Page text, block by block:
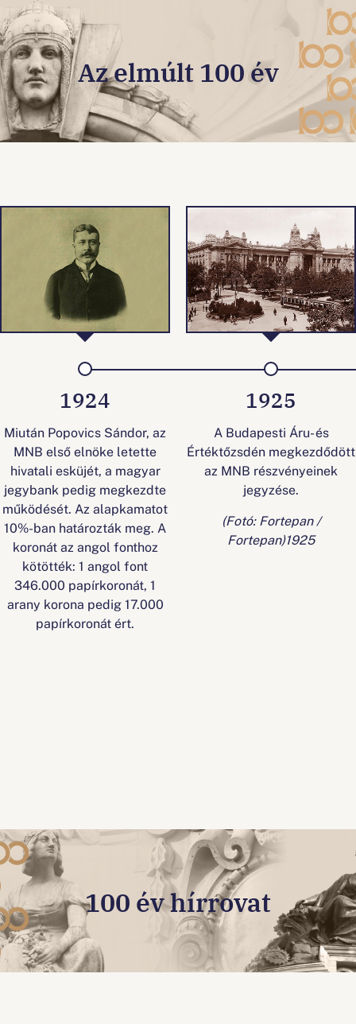
Az elmúlt 100 év
1924
Miután Popovics Sándor, az
MNB első elnöke letette
hivatali esküjét, a magyar
jegybank pedig megkezdte
működését. Az alapkamatot
10%-ban határozták meg. A
koronát az angol fonthoz
kötötték: 1 angol font
346.000 papírkoronát, 1
arany korona pedig 17.000
papírkoronát ért.
1925
A Budapesti Áru- és
Értéktőzsdén megkezdődött
az MNB részvényeinek
jegyzése.
(Fotó: Fortepan /
Fortepan)1925
100 év hírrovat